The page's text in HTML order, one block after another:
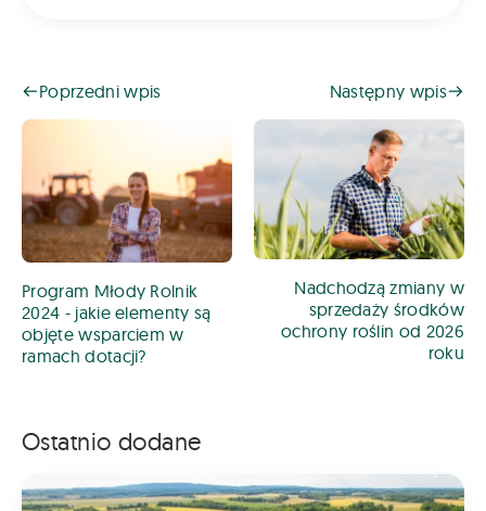
Poprzedni wpis
Program Młody Rolnik
2024 - jakie elementy są
objęte wsparciem w
ramach dotacji?
Następny wpis
Nadchodzą zmiany w
sprzedaży środków
ochrony roślin od 2026
roku
Ostatnio dodane